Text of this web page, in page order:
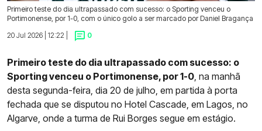
Primeiro teste do dia ultrapassado com sucesso: o Sporting venceu o
Portimonense, por 1-0, com o único golo a ser marcado por Daniel Bragança
20 Jul 2026 | 12:22 |
0
Primeiro teste do dia ultrapassado com sucesso: o
Sporting venceu o Portimonense, por 1-0 , na manhã
desta segunda-feira, dia 20 de julho, em partida à porta
fechada que se disputou no Hotel Cascade, em Lagos, no
Algarve, onde a turma de Rui Borges segue em estágio.